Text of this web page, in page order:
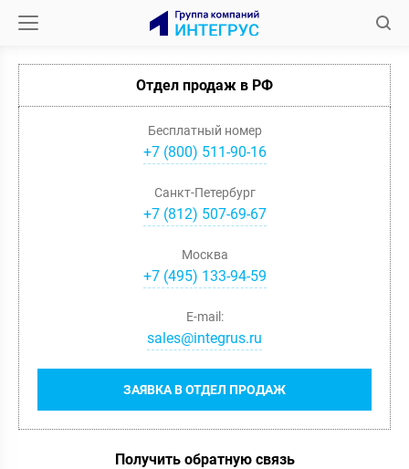
Отдел продаж в РФ
Бесплатный номер
+7 (800) 511-90-16
Санкт-Петербург
+7(812) 507-69-67
Москва
+7(495) 133-94-59
ЗАЯВКА В ОТДЕЛ ПРОДАЖ
E-mail:
sales@integrus.ru
Получить обратную связь